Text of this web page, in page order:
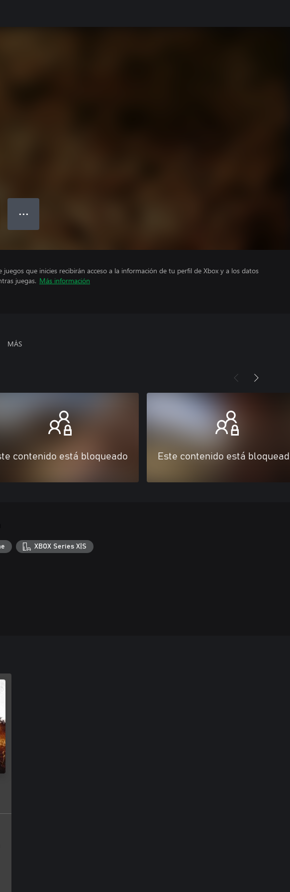
● ● ●
juegos que inicies recibirán acceso a la información de tu perfil de Xbox y a los datos
juegas. Más información
MÁS
contenido está bloqueado Este contenido está
XBOX Series X|S